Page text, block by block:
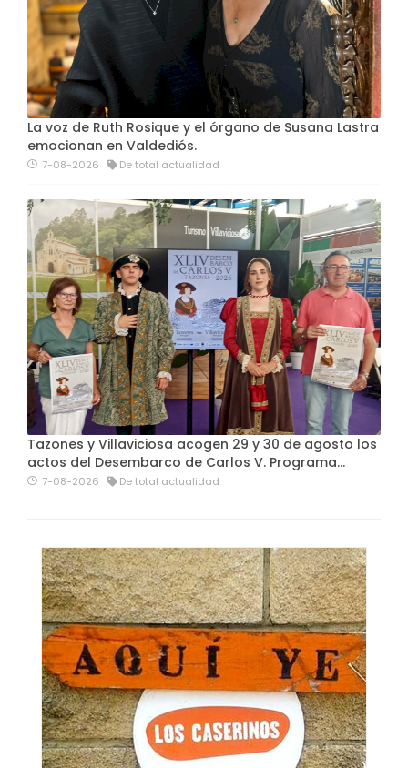
La voz de Ruth Rosique y el órgano de Susana Lastra
emocionan en Valdediós.
7-08-2026 De total actualidad
Tazones y Villaviciosa acogen 29 y 30 de agosto los
actos del Desembarco de Carlos V. Programa…
7-08-2026 De total actualidad